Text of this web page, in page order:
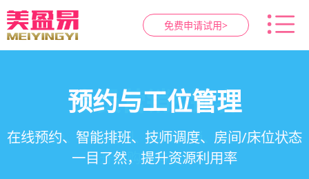
免费申请试用>
智慧养生馆管理系统
一站式解决养生馆预约、服务、会员、财务、营
销全流程数字化管理
会员营销&锁客
会员积分、套餐定制、精准营销、客户关怀，提
升复购率与客单价
预约与工位管理
在线预约、智能排班、技师调度、房间/床位状态
一目了然，提升资源利用率
健康档案与效果追踪
客户体质记录、服务方案执行、效果对比，数据
化展示服务价值